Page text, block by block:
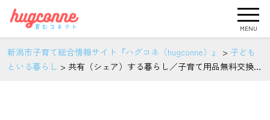
MENU
新潟市子育て総合情報サイト『ハグコネ（hugconne）』 > 子ども
といる暮らし > 共有（シェア）する暮らし／子育て用品無料交換会